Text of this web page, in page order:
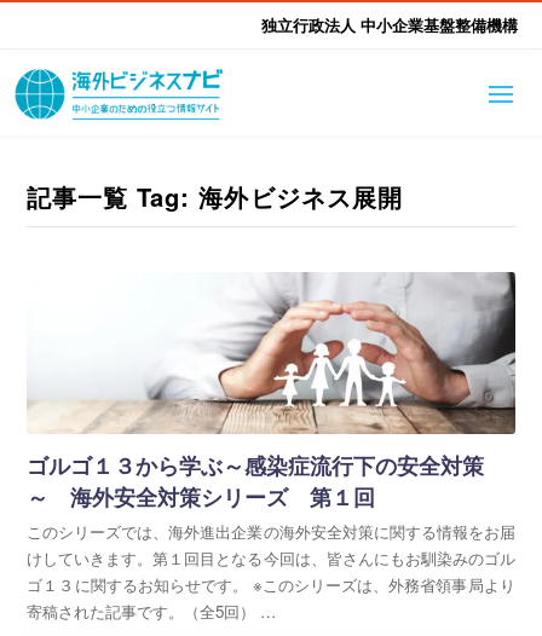
独立行政法人 中小企業基盤整備機構
海外ビジネスナビとは
はじめて海外
海外出展 海外展示会ハン
EUガイドブック
ふかぼり海外
現地レポート
進出・支援事例 調査レポート
アドバイザーリスト
本部・関東本部 北海道本部
東北本部 中部本部
北陸本部 近畿本部
中国本部 四国本部
支援メニュー
海外展開アドバイス支援 支援機関相談
海外展開支援メニュー 関係機関のリンク集
記事一覧 Tag: 海外ビジネス展開
ゴルゴ１３から学ぶ～感染症流行下の安全対策
～ 海外安全対策シリーズ 第１回
このシリーズでは、海外進出企業の海外安全対策に関する情報をお届
けしていきます。第１回目となる今回は、皆さんにもお馴染みのゴル
ゴ１３に関するお知らせです。 ※このシリーズは、外務省領事局より
寄稿された記事です。（全5回） …